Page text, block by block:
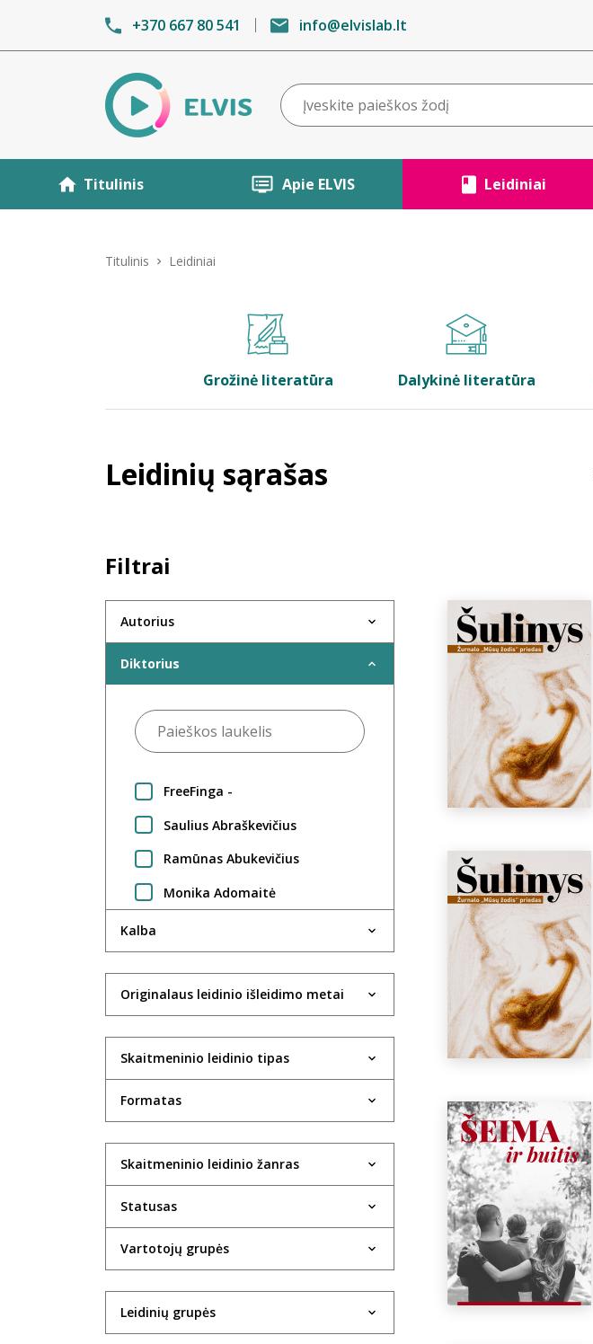
+370 667 80 541 info@elvislab.lt
Titulinis Apie ELVIS Leidiniai
Titulinis Leidiniai
Grožinė literatūra Dalykinė literatūra
Leidinių sąrašas
Filtrai
Autorius
Diktorius
FreeFinga -
Saulius Abraškevičius
Ramūnas Abukevičius
Monika Adomaitė
Jūratė Adomaitytė
Violeta Agejeva
Rima Aidietė
UAB Aktida
Robertas Aleksaitis
Evelina Aleliūnienė
Rasa Alenskaitė
Kristin Allison
Trinidad López Álvarez
Kalba
Originalaus leidinio išleidimo metai
Skaitmeninio leidinio tipas
Formatas
Skaitmeninio leidinio žanras
Statusas
Vartotojų grupės
Leidinių grupės